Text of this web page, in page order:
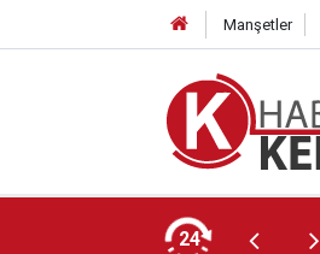
Manşetler
24
Başkan Pekyatırmacı’yla Bilgi Alışverişinde Bulundu